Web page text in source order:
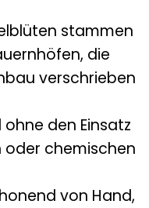
stammen
die
verschrieben
den Einsatz
oder chemischen
von Hand,